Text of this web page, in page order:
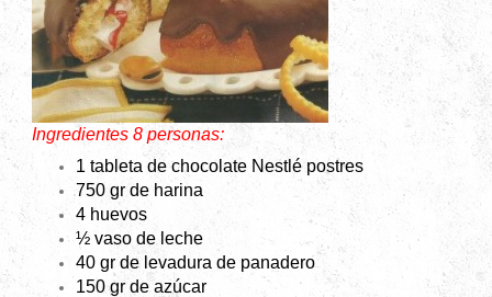
Ingredientes 8 personas:
1 tableta de chocolate Nestlé postres
750 gr de harina
4 huevos
½ vaso de leche
40 gr de levadura de panadero
150 gr de azúcar